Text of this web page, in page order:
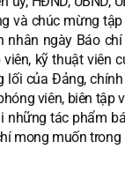
và chúc mừng
nhân ngày Báo
kỹ thuật viên
lối của Đảng,
viên, biên
những tác phẩm
mong muốn trong